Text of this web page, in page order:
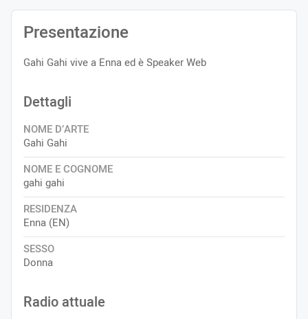
Presentazione
Gahi Gahi vive a Enna ed è Speaker Web
Dettagli
NOME D’ARTE
Gahi Gahi
NOME E COGNOME
gahi gahi
RESIDENZA
Enna (EN)
SESSO
Donna
Radio attuale